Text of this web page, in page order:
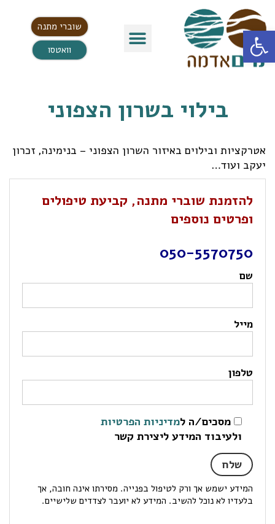
פתח סרגל נגישות
שוברי מתנה
וואטסו
בילוי בשרון הצפוני
אטרקציות ובילוים באיזור השרון הצפוני – בנימינה, זכרון
יעקב ועוד…
להזמנת שוברי מתנה, קביעת טיפולים
ופרטים נוספים
050-5570750
שם
מייל
טלפון
מסכים/ה למדיניות הפרטיות
ולעיבוד המידע ליצירת קשר
המידע ישמש אך ורק לטיפול בפנייה. מסירתו אינה חובה, אך
בלעדיו לא נוכל להשיב. המידע לא יועבר לצדדים שלישיים.